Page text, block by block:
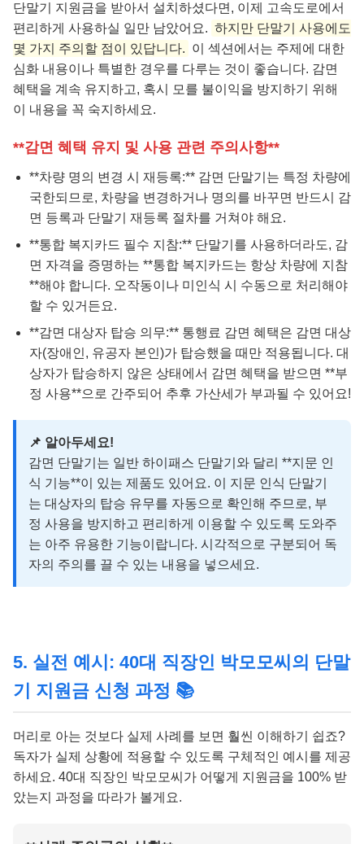
단말기 지원금을 받아서 설치하셨다면, 이제 고속도로에서
편리하게 사용하실 일만 남았어요. 하지만 단말기 사용에도
몇 가지 주의할 점이 있답니다. 이 섹션에서는 주제에 대한
심화 내용이나 특별한 경우를 다루는 것이 좋습니다. 감면
혜택을 계속 유지하고, 혹시 모를 불이익을 방지하기 위해
이 내용을 꼭 숙지하세요.
**감면 혜택 유지 및 사용 관련 주의사항**
**차량 명의 변경 시 재등록:** 감면 단말기는 특정 차량에
국한되므로, 차량을 변경하거나 명의를 바꾸면 반드시 감
면 등록과 단말기 재등록 절차를 거쳐야 해요.
**통합 복지카드 필수 지참:** 단말기를 사용하더라도, 감
면 자격을 증명하는 **통합 복지카드는 항상 차량에 지참
**해야 합니다. 오작동이나 미인식 시 수동으로 처리해야
할 수 있거든요.
**감면 대상자 탑승 의무:** 통행료 감면 혜택은 감면 대상
자(장애인, 유공자 본인)가 탑승했을 때만 적용됩니다. 대
상자가 탑승하지 않은 상태에서 감면 혜택을 받으면 **부
정 사용**으로 간주되어 추후 가산세가 부과될 수 있어요!
📌 알아두세요!
감면 단말기는 일반 하이패스 단말기와 달리 **지문 인
식 기능**이 있는 제품도 있어요. 이 지문 인식 단말기
는 대상자의 탑승 유무를 자동으로 확인해 주므로, 부
정 사용을 방지하고 편리하게 이용할 수 있도록 도와주
는 아주 유용한 기능이랍니다. 시각적으로 구분되어 독
자의 주의를 끌 수 있는 내용을 넣으세요.
5. 실전 예시: 40대 직장인 박모모씨의 단말
기 지원금 신청 과정 📚
머리로 아는 것보다 실제 사례를 보면 훨씬 이해하기 쉽죠?
독자가 실제 상황에 적용할 수 있도록 구체적인 예시를 제공
하세요. 40대 직장인 박모모씨가 어떻게 지원금을 100% 받
았는지 과정을 따라가 볼게요.